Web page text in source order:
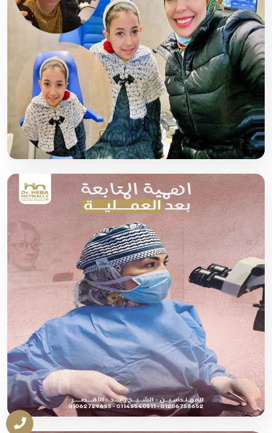
تجربتي مع عملية زراعة العدسات
تكلفة عملية الحول في مصر 2026